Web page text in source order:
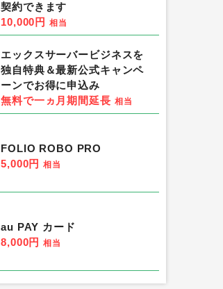
契約できます
10,000円 相当
エックスサーバービジネスを
独自特典＆最新公式キャンペ
ーンでお得に申込み
無料で一ヵ月期間延長 相当
FOLIO ROBO PRO
5,000円 相当
au PAY カード
8,000円 相当